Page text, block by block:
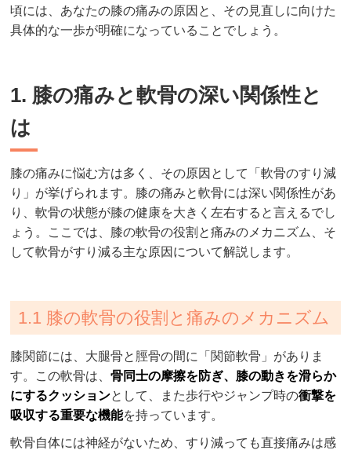
頃には、あなたの膝の痛みの原因と、その見直しに向けた
具体的な一歩が明確になっていることでしょう。
1. 膝の痛みと軟骨の深い関係性と
は
膝の痛みに悩む方は多く、その原因として「軟骨のすり減
り」が挙げられます。膝の痛みと軟骨には深い関係性があ
り、軟骨の状態が膝の健康を大きく左右すると言えるでし
ょう。ここでは、膝の軟骨の役割と痛みのメカニズム、そ
して軟骨がすり減る主な原因について解説します。
1.1 膝の軟骨の役割と痛みのメカニズム
膝関節には、大腿骨と脛骨の間に「関節軟骨」がありま
す。この軟骨は、骨同士の摩擦を防ぎ、膝の動きを滑らか
にするクッションとして、また歩行やジャンプ時の衝撃を
吸収する重要な機能を持っています。
軟骨自体には神経がないため、すり減っても直接痛みは感